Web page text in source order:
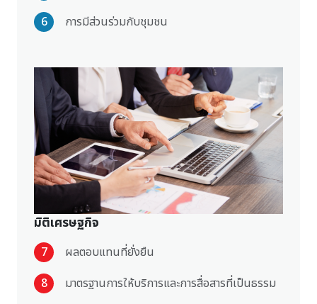
6
การมีส่วนร่วมกับชุมชน
มิติเศรษฐกิจ
7
ผลตอบแทนที่ยั่งยืน
8
มาตรฐานการให้บริการและการสื่อสารที่เป็นธรรม